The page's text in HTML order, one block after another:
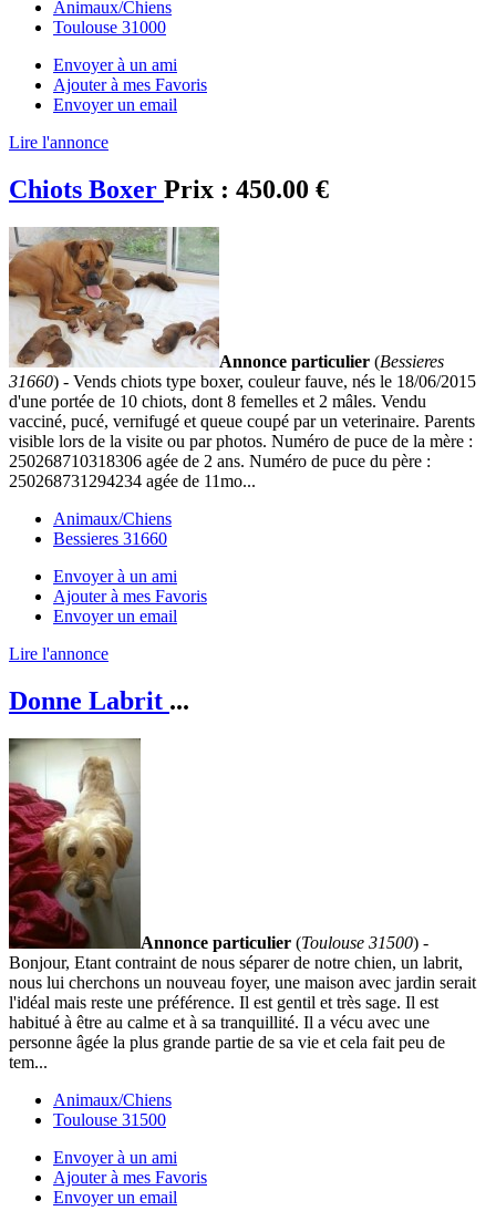
Animaux/Chiens
Toulouse 31000
Envoyer à un ami
Ajouter à mes Favoris
Envoyer un email
Lire l'annonce
Chiots Boxer Prix : 450.00 €
Annonce particulier (Bessieres
31660) - Vends chiots type boxer, couleur fauve, nés le 18/06/2015
d'une portée de 10 chiots, dont 8 femelles et 2 mâles. Vendu
vacciné, pucé, vernifugé et queue coupé par un veterinaire. Parents
visible lors de la visite ou par photos. Numéro de puce de la mère :
250268710318306 agée de 2 ans. Numéro de puce du père :
250268731294234 agée de 11mo...
Animaux/Chiens
Bessieres 31660
Envoyer à un ami
Ajouter à mes Favoris
Envoyer un email
Lire l'annonce
Donne Labrit ...
Annonce particulier (Toulouse 31500) -
Bonjour, Etant contraint de nous séparer de notre chien, un labrit,
nous lui cherchons un nouveau foyer, une maison avec jardin serait
l'idéal mais reste une préférence. Il est gentil et très sage. Il est
habitué à être au calme et à sa tranquillité. Il a vécu avec une
personne âgée la plus grande partie de sa vie et cela fait peu de
tem...
Animaux/Chiens
Toulouse 31500
Envoyer à un ami
Ajouter à mes Favoris
Envoyer un email